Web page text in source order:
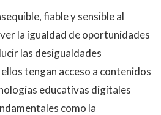
fiable y sensible al
la igualdad de oportunidades
las desigualdades
tengan acceso a contenidos
educativas digitales
como la